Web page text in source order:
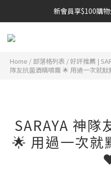
新會員享$100購
新會員享$100購
訂閱 Email 與 SMS，優惠活
Home / 部落格列表 /好評推薦 |
隊友抗菌酒精噴霧 🌟 用過一次就
SARAYA 神隊
🌟 用過一次就